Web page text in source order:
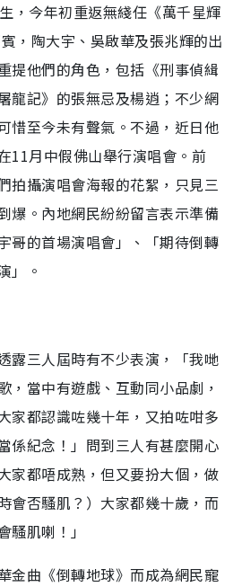
，今年初重返無綫任《萬千星輝
，陶大宇、吳啟華及張兆輝的出
提他們的角色，包括《刑事偵緝
龍記》的張無忌及楊逍；不少網
惜至今未有聲氣。不過，近日他
11月中假佛山舉行演唱會。前
拍攝演唱會海報的花絮，只見三
爆。內地網民紛紛留言表示準備
哥的首場演唱會」、「期待倒轉
」。
露三人屆時有不少表演，「我哋
，當中有遊戲、互動同小品劇，
家都認識咗幾十年，又拍咗咁多
係紀念！」問到三人有甚麼開心
家都唔成熟，但又要扮大個，做
會否騷肌？）大家都幾十歲，而
騷肌喇！」
金曲《倒轉地球》而成為網民寵